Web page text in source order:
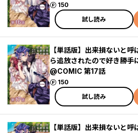
150
ポイント
試し読み
【単話版】出来損ないと呼
ら追放されたので好き勝手
@COMIC 第17話
150
ポイント
試し読み
【単話版】出来損ないと呼